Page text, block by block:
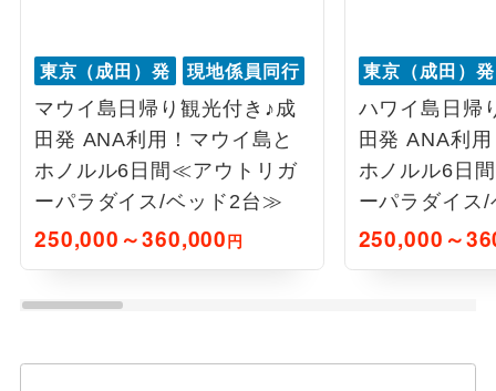
東京（成田）発 現地係員同行
マウイ島日帰り観光付き♪成
田発 ANA利用！マウイ島と
ホノルル6日間≪アウトリガ
ーパラダイス/ベッド2台≫
250,000～360,000円
東京（成田）発
ハワイ島日帰
田発 ANA利
ホノルル6日
ーパラダイ
250,000～